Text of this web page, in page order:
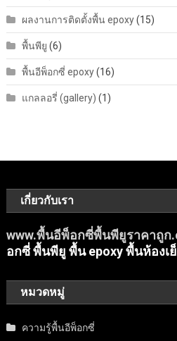
ผลงานการติดตั้งพื้น epoxy(15)
พื้นพียู (6)
พื้นอีพ็อกซี่ epoxy(16)
แกลลอรี่ (gallery) (1)
เกี่ยวกับเรา
www.พื้นอีพ็อกซี่พื้นพียูราคาถูก
อกซี่ พื้นพียู พื้น epoxy พื้นห้องเ
หมวดหมู่
ความรู้พื้นอีพ็อกซี่